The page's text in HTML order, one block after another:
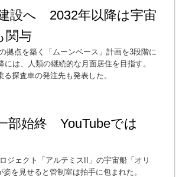
設へ 2032年以降は宇宙
関与
拠点を築く「ムーンベース」計画を3段階に
は、人類の継続的な月面居住を目指す。
探査車の発注先も発表した。
部始終 YouTubeでは
ジェクト「アルテミスII」の宇宙船「オリ
を見せると管制室は拍手に包まれた。